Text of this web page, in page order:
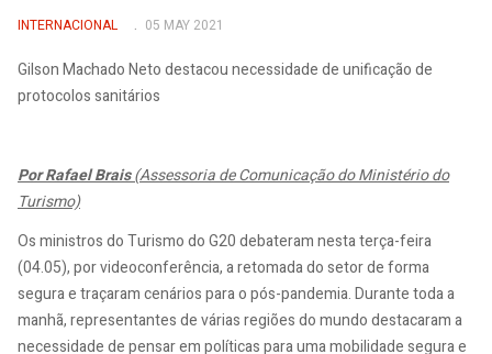
INTERNACIONAL 05 MAY 2021
Gilson Machado Neto destacou necessidade de unificação de
protocolos sanitários
Por Rafael Brais(Assessoria de Comunicação do Ministério do
Turismo)
Os ministros do Turismo do G20 debateram nesta terça-feira
(04.05), por videoconferência, a retomada do setor de forma
segura e traçaram cenários para o pós-pandemia. Durante toda a
manhã, representantes de várias regiões do mundo destacaram a
necessidade de pensar em políticas para uma mobilidade segura e